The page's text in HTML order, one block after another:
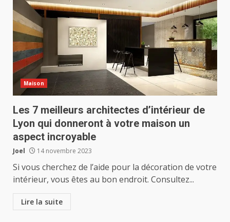
Maison
Les 7 meilleurs architectes d’intérieur de
Lyon qui donneront à votre maison un
aspect incroyable
Joel 14 novembre 2023
Si vous cherchez de l’aide pour la décoration de votre
intérieur, vous êtes au bon endroit. Consultez...
Lire la suite